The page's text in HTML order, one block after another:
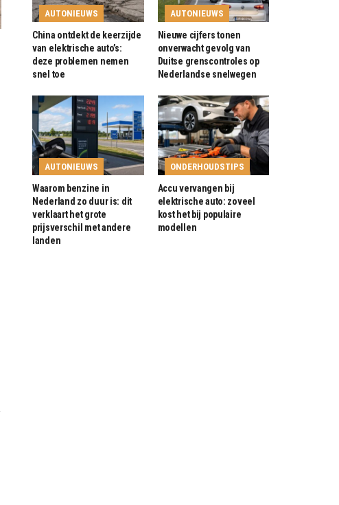
AUTONIEUWS
China ontdekt de keerzijde
van elektrische auto’s:
deze problemen nemen
snel toe
AUTONIEUWS
Nieuwe cijfers tonen
onverwacht gevolg van
Duitse grenscontroles op
Nederlandse snelwegen
AUTONIEUWS
Waarom benzine in
Nederland zo duur is: dit
verklaart het grote
prijsverschil met andere
landen
ONDERHOUDSTIPS
Accu vervangen bij
elektrische auto: zoveel
kost het bij populaire
modellen